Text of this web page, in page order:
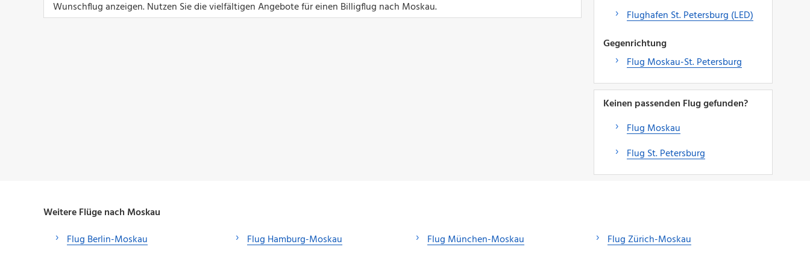
Wunschflug anzeigen. Nutzen Sie die vielfältigen Angebote für einen Billigflug nach Moskau.
Flughafen St. Petersburg (LED)
Gegenrichtung
Flug Moskau-St. Petersburg
Keinen passenden Flug gefunden?
Flug Moskau
Flug St. Petersburg
Weitere Flüge nach Moskau
Flug Berlin-Moskau
Flug Hamburg-Moskau
Flug München-Moskau
Flug Zürich-Moskau